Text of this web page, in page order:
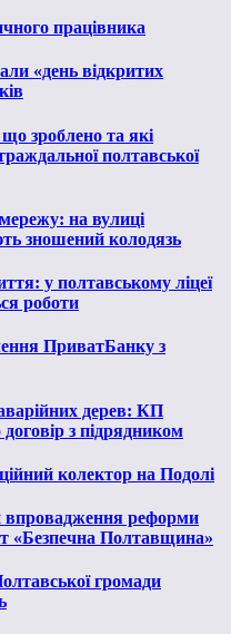
працівника
«день відкритих
зроблено та які
полтавської
на вулиці
зношений колодязь
у полтавському ліцеї
роботи
ПриватБанку з
дерев: КП
з підрядником
колектор на Подолі
реформи
«Безпечна Полтавщина»
громади